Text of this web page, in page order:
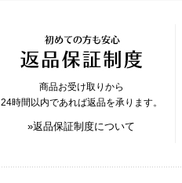
商品お受け取りから
24時間以内であれば返品を承ります。
»返品保証制度について